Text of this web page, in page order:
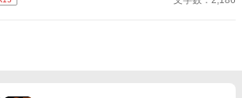
始める。そして私は夜会で婚約者に婚約破棄を告げら